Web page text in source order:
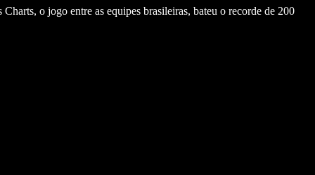
o jogo entre as equipes brasileiras, bateu o recorde de 200